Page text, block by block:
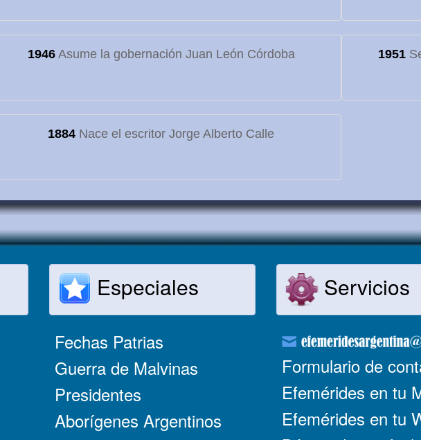
1946Asume la gobernación Juan León Córdoba 1951
1884 Nace el escritor Jorge Alberto Calle
Especiales
Fechas Patrias
Guerra de Malvinas
Presidentes
Aborígenes Argentinos
Servicios
Formulario de
Efemérides en tu
Efemérides en tu